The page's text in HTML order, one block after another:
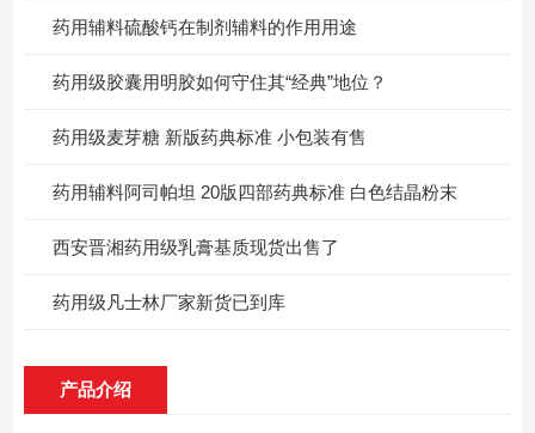
药用辅料硫酸钙在制剂辅料的作用用途
药用级胶囊用明胶如何守住其“经典”地位？
药用级麦芽糖 新版药典标准 小包装有售
药用辅料阿司帕坦 20版四部药典标准 白色结晶粉末
西安晋湘药用级乳膏基质现货出售了
药用级凡士林厂家新货已到库
产品介绍